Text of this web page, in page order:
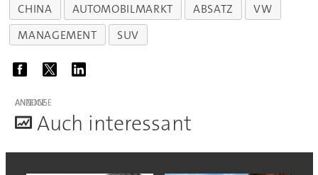
CHINA AUTOMOBILMARKT ABSATZ
VW
MANAGEMENT
SUV
ANZEIGE
Auch interessant